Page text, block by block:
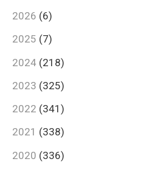
2026 (6)
2025 (7)
2024 (218)
2023 (325)
2022 (341)
2021 (338)
2020 (336)